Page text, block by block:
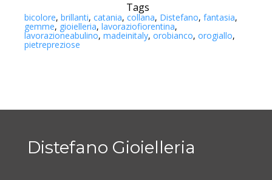
Tags
bicolore, brillanti, catania, collana, Distefano, fantasia,
gemme, gioielleria, lavoraziofiorentina,
lavorazioneabulino, madeinitaly, orobianco, orogiallo,
pietrepreziose
Distefano Gioielleria